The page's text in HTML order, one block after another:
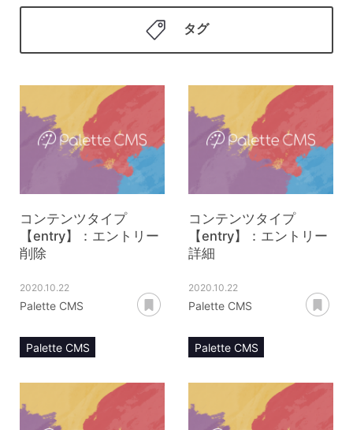
タグ
コンテンツタイプ
【entry】：エントリー
削除
2020.10.22
Palette CMS
あとで読む
Palette CMS
コンテンツ管理
コンテンツタイプ
【entry】：エントリー
詳細
2020.10.22
Palette CMS
Palette CMS
コンテンツ管理